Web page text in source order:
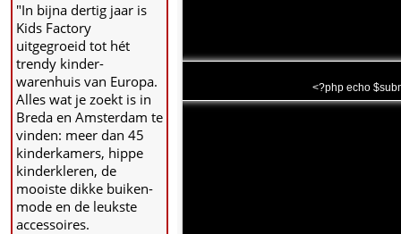
"In bijna dertig jaar is
Kids Factory
uitgegroeid tot hét
trendy kinder-
warenhuis van Europa.
Alles wat je zoekt is in
Breda en Amsterdam te
vinden: meer dan 45
kinderkamers, hippe
kinderkleren, de
mooiste dikke buiken-
mode en de leukste
accessoires.
<?php echo